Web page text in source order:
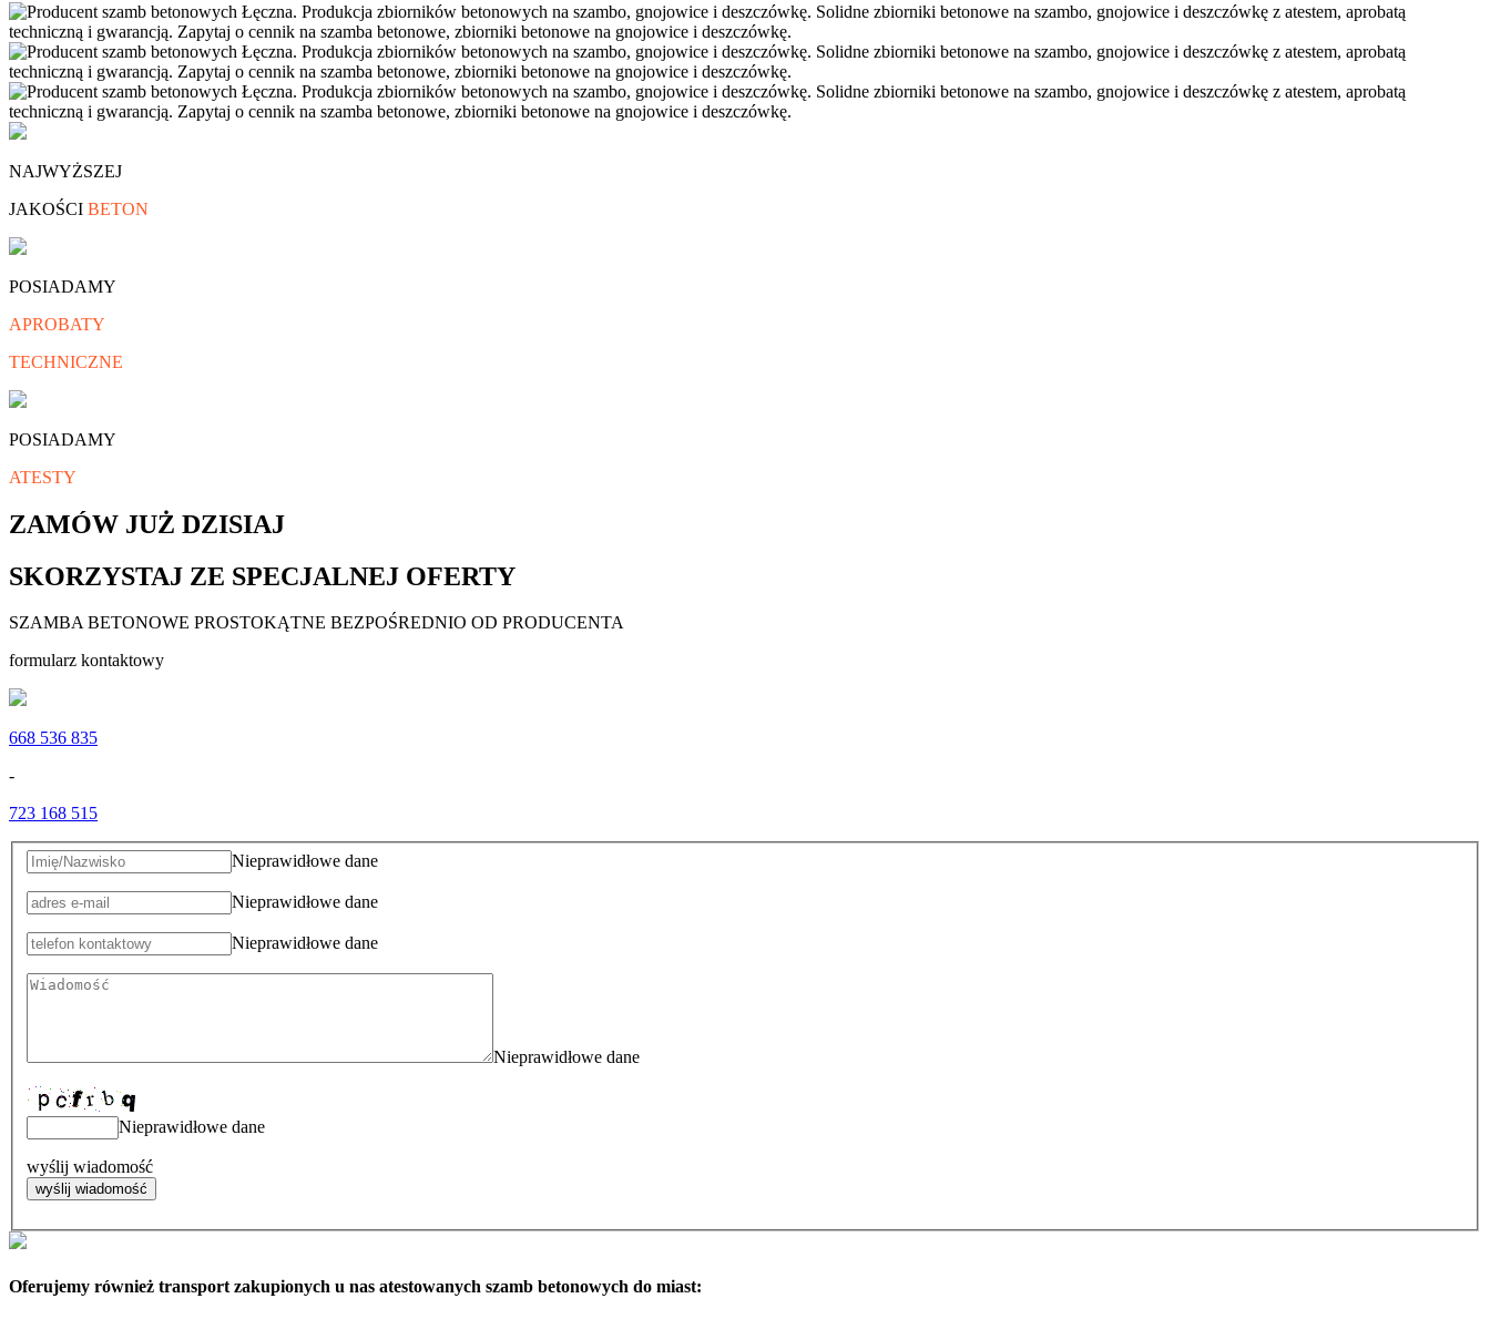
NAJWYŻSZEJ
JAKOŚCI BETON
POSIADAMY
APROBATY
TECHNICZNE
POSIADAMY
ATESTY
ZAMÓW JUŻ DZISIAJ
SKORZYSTAJ ZE SPECJALNEJ OFERTY
SZAMBA BETONOWE PROSTOKĄTNE BEZPOŚREDNIO OD PRODUCENTA
formularz kontaktowy
668 536 835
-
723 168 515
Nieprawidłowe dane
Nieprawidłowe dane
Nieprawidłowe dane
Nieprawidłowe dane
Nieprawidłowe dane
wyślij wiadomość
Oferujemy również transport zakupionych u nas atestowanych szamb betonowych do miast: